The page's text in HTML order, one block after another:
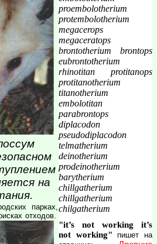
на
парках,
отходов.
proembolotherium
protembolotherium
megacerops
megaceratops
brontotherium brontops
eubrontotherium
rhinotitan protitanops
protitanotherium
titanotherium
embolotitan
parabrontops
diplacodon
pseudodiplacodon
telmatherium
deinotherium
prodeinotherium
barytherium
chillgatherium
chillgatherium
chilgatherium
"it’s not working it’s
not working" пишет на